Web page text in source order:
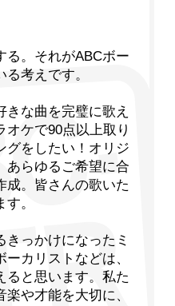
る。それがABCボー
考えです。
な曲を完璧に歌え
オケで90点以上取り
グをしたい！オリジ
あらゆるご希望に合
成。皆さんの歌いた
。
きっかけになったミ
カリストなどは、
ると思います。私た
や才能を大切に、